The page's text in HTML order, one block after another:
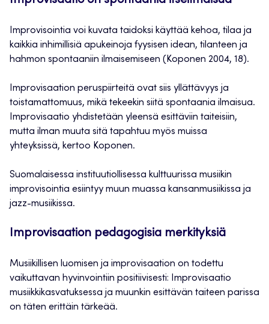
Improvisointia voi kuvata taidoksi käyttää kehoa, tilaa ja
kaikkia inhimillisiä apukeinoja fyysisen idean, tilanteen ja
hahmon spontaaniin ilmaisemiseen (Koponen 2004, 18).
Improvisaation peruspiirteitä ovat siis yllättävyys ja
toistamattomuus, mikä tekeekin siitä spontaania ilmaisua.
Improvisaatio yhdistetään yleensä esittäviin taiteisiin,
mutta ilman muuta sitä tapahtuu myös muissa
yhteyksissä, kertoo Koponen.
Suomalaisessa instituutiollisessa kulttuurissa musiikin
improvisointia esiintyy muun muassa kansanmusiikissa ja
jazz-musiikissa.
Improvisaation pedagogisia merkityksiä
Musiikillisen luomisen ja improvisaation on todettu
vaikuttavan hyvinvointiin positiivisesti: Improvisaatio
musiikkikasvatuksessa ja muunkin esittävän taiteen parissa
on täten erittäin tärkeää.